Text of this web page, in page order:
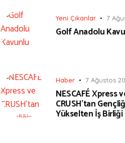
Yeni Çıkanlar 7
Golf Anadolu
Haber 7 Ağustos
NESCAFÉ Xpress
CRUSH’tan
Yükselten İş Birliği